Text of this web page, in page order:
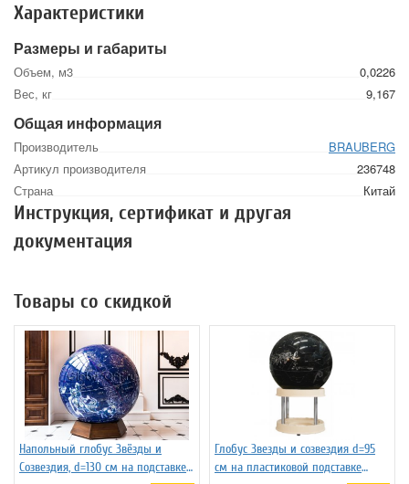
Характеристики
Размеры и габариты
Объем, м3
0,0226
Вес, кг
9,167
Общая информация
Производитель
BRAUBERG
Артикул производителя
236748
Страна
Китай
Инструкция, сертификат и другая
документация
Товары со скидкой
Напольный глобус Звёзды и
Созвездия, d=130 см на подставке
Глобус Звезды и созвездия d=95
см на пластиковой подставке